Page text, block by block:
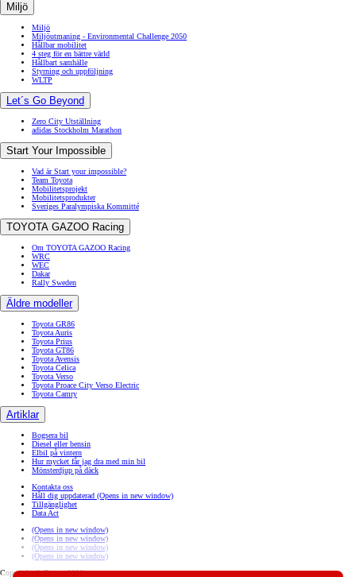
Miljö
Miljö
Miljöutmaning - Environmental Challenge 2050
Hållbar mobilitet
4 steg för en bättre värld
Hållbart samhälle
Styrning och uppföljning
WLTP
Let´s Go Beyond
Zero City Utställning
adidas Stockholm Marathon
Start Your Impossible
Vad är Start your impossible?
Team Toyota
Mobilitetsprojekt
Mobilitetsprodukter
Sveriges Paralympiska Kommitté
TOYOTA GAZOO Racing
Om TOYOTA GAZOO Racing
WRC
WEC
Dakar
Rally Sweden
Äldre modeller
Toyota GR86
Toyota Auris
Toyota Prius
Toyota GT86
Toyota Avensis
Toyota Celica
Toyota Verso
Toyota Proace City Verso Electric
Toyota Camry
Artiklar
Bogsera bil
Diesel eller bensin
Elbil på vintern
Hur mycket får jag dra med min bil
Mönsterdjup på däck
Kontakta oss
Håll dig uppdaterad (Opens in new window)
Tillgänglighet
Data Act
(Opens in new window)
(Opens in new window)
(Opens in new window)
(Opens in new window)
Copyright © Toyota 2026